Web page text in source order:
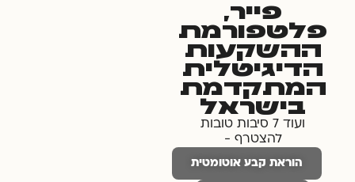
פייר,
פלטפורמת
ההשקעות
הדיגיטלית
המתקדמת
בישראל
ועוד 7 סיבות טובות
להצטרף -
הוראת קבע אוטומטית